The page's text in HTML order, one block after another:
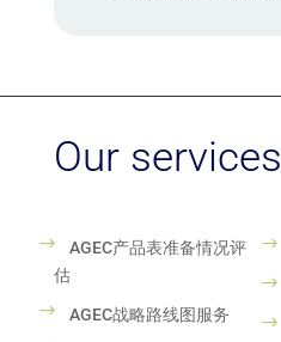
CCS、OCS）
过敏原检测
非转基因及有机棉检测
Our services
AGEC产品表准备情况评
估
AGEC战略路线图服务